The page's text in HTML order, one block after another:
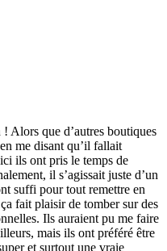
Alors que d’autres boutiques
me disant qu’il fallait
ils ont pris le temps de
il s’agissait juste d’un
suffi pour tout remettre en
fait plaisir de tomber sur des
Ils auraient pu me faire
mais ils ont préféré être
et surtout une vraie